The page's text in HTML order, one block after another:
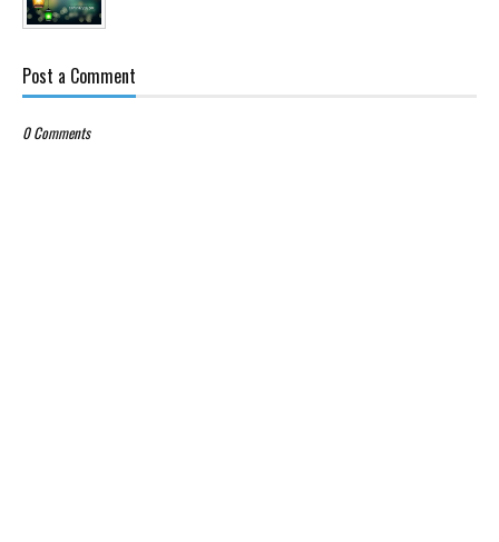
Post a Comment
0 Comments